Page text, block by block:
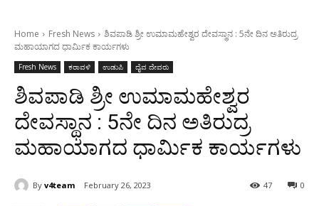
Home Fresh News
ಶಿವಪಾಡಿ ಶ್ರೀ ಉಮಾಮಹೇಶ್ವರ ದೇವಸ್ಥಾನ : 5ನೇ ದಿನ ಅತಿರುದ್ರ
ಮಹಾಯಾಗದ ಧಾರ್ಮಿಕ ಕಾರ್ಯಗಳು
Fresh News ಕರಾವಳಿ ಉಡುಪಿ ದೈವ ದೇವರು
ಶಿವಪಾಡಿ ಶ್ರೀ ಉಮಾಮಹೇಶ್ವರ
ದೇವಸ್ಥಾನ : 5ನೇ ದಿನ ಅತಿರುದ್ರ
ಮಹಾಯಾಗದ ಧಾರ್ಮಿಕ ಕಾರ್ಯಗಳು
By v4team February 26, 2023 0
47